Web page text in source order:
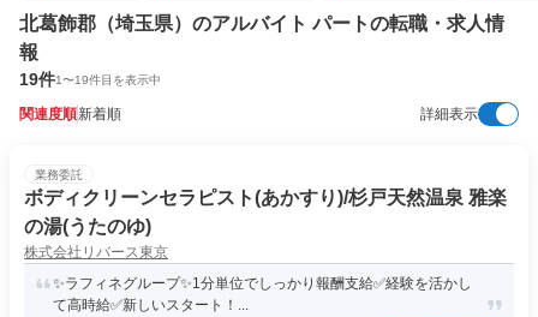
北葛飾郡（埼玉県）のアルバイト パートの転職・求人情
報
19件1〜19件目を表示中
関連度順新着順 詳細表示
業務委託
ボディクリーンセラピスト(あかすり)/杉戸天然温泉 雅楽
の湯(うたのゆ)
株式会社リバース東京
✨️ラフィネグループ✨1分単位でしっかり報酬支給✅経験を活かし
て高時給✅️新しいスタート！...